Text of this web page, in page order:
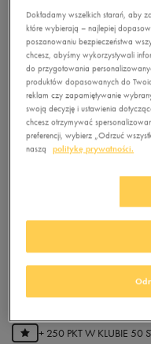
TREFOIL TEE
49,99złz Vat
+ 250 PKT W KLUBIE 50
Dokładamy wszelkich starań, aby
które wybierają – najlepiej
poszanowaniu bezpieczeństwa
chcesz, abyśmy wykorzystywali
do przygotowania
produktów dopasowanych do
reklam czy zapamiętywanie
swoją decyzję i ustawienia
chcesz otrzymywać
preferencji, wybierz „Odrzuć
naszą
politykę prywatności.